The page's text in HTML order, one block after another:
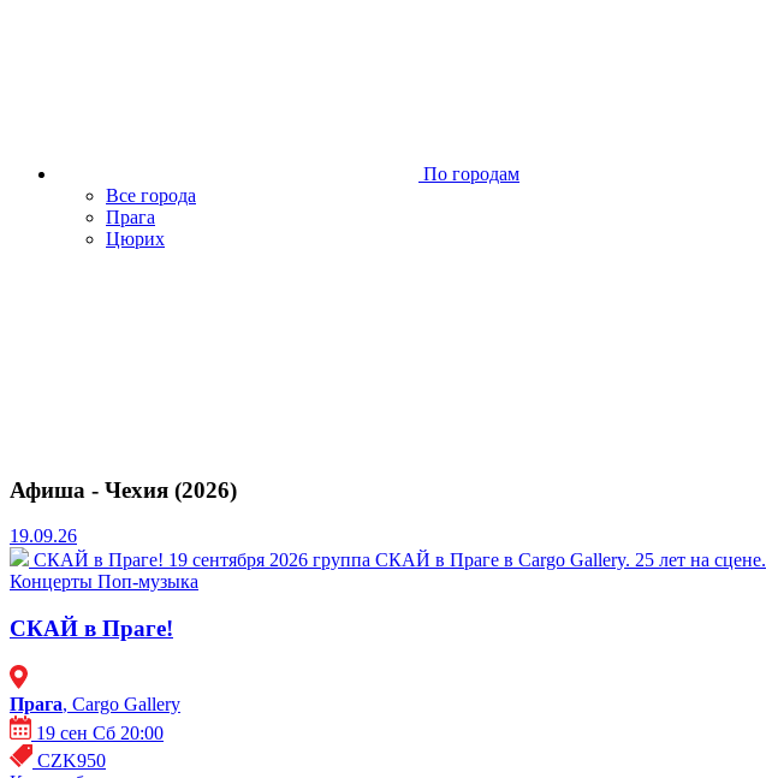
По городам
Все города
Прага
Цюрих
Афиша - Чехия (2026)
19.09.26
СКАЙ в Праге! 19 сентября 2026 группа СКАЙ в Праге в Cargo Gallery. 25 лет на сцене.
Концерты Поп-музыка
СКАЙ в Праге!
Прага, Cargo Gallery
19 сен Сб 20:00
CZK950